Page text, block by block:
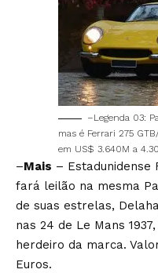
–Legenda 03:
mas é Ferrari 275
em US$ 3.640M a
–Mais – Estadunidense
fará leilão na mesma
de suas estrelas,
nas 24 de Le Mans
herdeiro da marca.
Euros.